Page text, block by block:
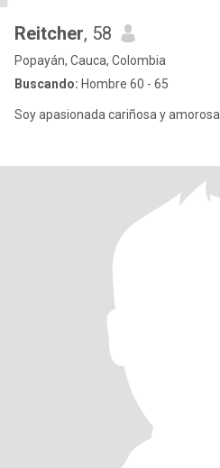
Reitcher, 58
Popayán, Cauca, Colombia
Buscando: Hombre 60 - 65
Soy apasionada cariñosa y amorosa